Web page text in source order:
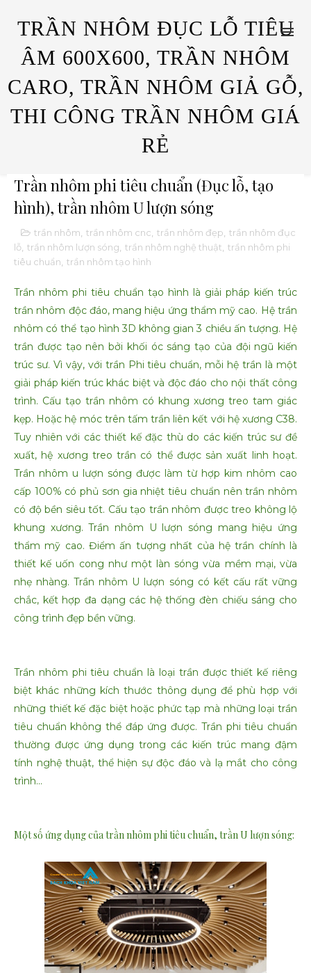
TRẦN NHÔM ĐỤC LỖ TIÊU
ÂM 600X600, TRẦN NHÔM
CARO, TRẦN NHÔM GIẢ GỖ,
THI CÔNG TRẦN NHÔM GIÁ
RẺ
Trần nhôm phi tiêu chuẩn (Đục lỗ, tạo
hình), trần nhôm U lượn sóng
trần nhôm trần nhôm cnc trần nhôm đẹp trần nhôm đục
lỗ trần nhôm lượn sóng trần nhôm nghệ thuật trần nhôm phi
tiêu chuẩn trần nhôm tạo hình
Trần nhôm phi tiêu chuẩn tạo hình là giải pháp kiến trúc
trần nhôm độc đáo, mang hiệu ứng thẩm mỹ cao. Hệ trần
nhôm có thể tạo hình 3D không gian 3 chiều ấn tượng. Hệ
trần được tạo nên bởi khối óc sáng tạo của đội ngũ kiến
trúc sư. Vì vậy, với trần Phi tiêu chuẩn, mỗi hệ trần là một
giải pháp kiến trúc khác biệt và độc đáo cho nội thất công
trình. Cấu tạo trần nhôm có khung xương treo tam giác
kẹp. Hoặc hệ móc trên tấm trần liên kết với hệ xương C38.
Tuy nhiên với các thiết kế đặc thù do các kiến trúc sư đề
xuất, hệ xương treo trần có thể được sản xuất linh hoạt.
Trần nhôm u lượn sóng được làm từ hợp kim nhôm cao
cấp 100% có phủ sơn gia nhiệt tiêu chuẩn nên trần nhôm
có độ bền siêu tốt. Cấu tạo trần nhôm được treo không lộ
khung xương. Trần nhôm U lượn sóng mang hiệu ứng
thẩm mỹ cao. Điểm ấn tượng nhất của hệ trần chính là
thiết kế uốn cong như một làn sóng vừa mềm mại, vừa
nhẹ nhàng. Trần nhôm U lượn sóng có kết cấu rất vững
chắc, kết hợp đa dạng các hệ thống đèn chiếu sáng cho
công trình đẹp bền vững.
Trần nhôm phi tiêu chuẩn là loại trần được thiết kế riêng
biệt khác những kích thước thông dụng để phù hợp với
những thiết kế đặc biệt hoặc phức tạp mà những loại trần
tiêu chuẩn không thể đáp ứng được. Trần phi tiêu chuẩn
thường được ứng dụng trong các kiến trúc mang đậm
tính nghệ thuật, thể hiện sự độc đáo và lạ mắt cho công
trình...
Một số ứng dụng của trần nhôm phi tiêu chuẩn, trần U lượn sóng: